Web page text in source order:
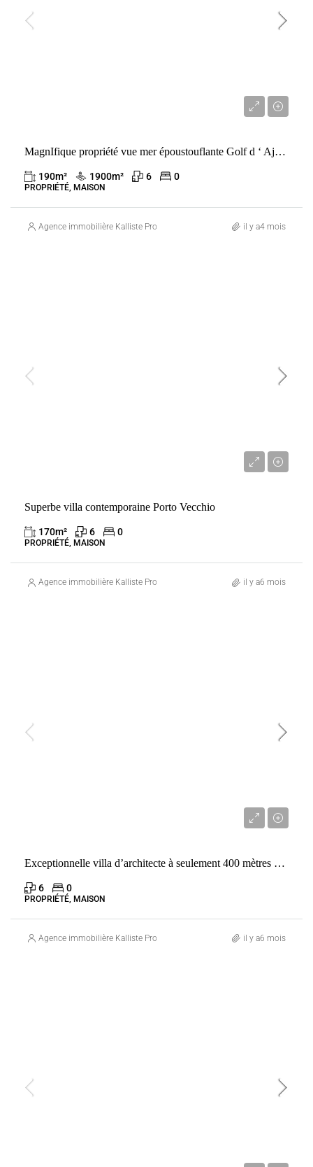
MagnIfique propriété vue mer époustouflante Golf d ‘ Ajaccio
190m² 1900m² 6 0
PROPRIÉTÉ, MAISON
Agence immobilière Kalliste Properties il y a4 mois
Superbe villa contemporaine Porto Vecchio
170m² 6 0
PROPRIÉTÉ, MAISON
Agence immobilière Kalliste Properties il y a6 mois
Exceptionnelle villa d’architecte à seulement 400 mètres de l’une des plus belles plages de la côte Fautea. Conca
6 0
PROPRIÉTÉ, MAISON
Agence immobilière Kalliste Properties il y a6 mois